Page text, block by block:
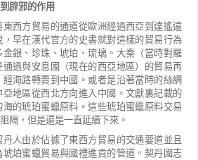
辟邪的作用
西方貿易的通道從歐洲經過西亞到達遙遠
早在漢代官方的史書就對這樣的貿易行為
銀、珍珠、琥珀、琉璃。大秦（當時對羅
過與安息國（現在的西亞地區）的貿易再
海路轉賣到中國。或者是沿著當時的絲綢
地區從西北方向進入中國。文獻裏記載的
的琥珀蜜蠟原料。這些琥珀蜜蠟原料交易
隔，但是還是一直延續下來。
人由於佔據了東西方貿易的交通要道並且
琥珀蜜蠟貿易與國禮進貢的管道。契丹國志